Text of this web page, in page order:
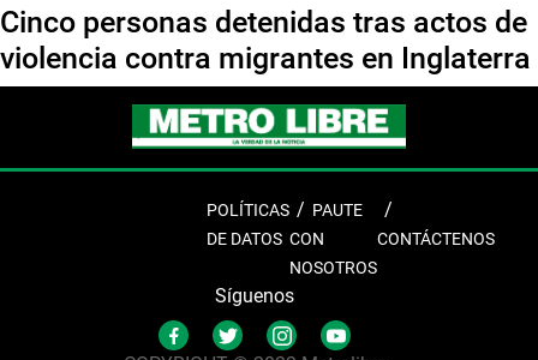
Cinco personas detenidas tras actos de
violencia contra migrantes en Inglaterra
POLÍTICAS
DE DATOS
PAUTE
CON
NOSOTROS
CONTÁCTENOS
Síguenos